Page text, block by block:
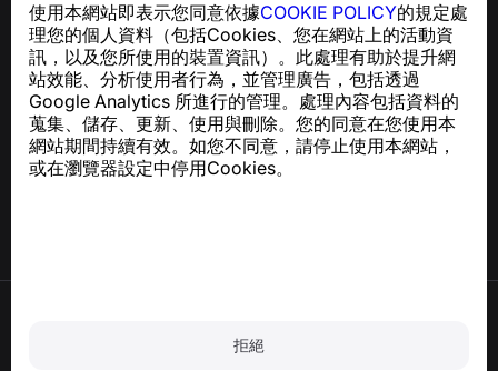
使用本網站即表示您同意依據COOKIE POLICY的規定處
理您的個人資料（包括Cookies、您在網站上的活動資
訊，以及您所使用的裝置資訊）。此處理有助於提升網
站效能、分析使用者行為，並管理廣告，包括透過
Google Analytics 所進行的管理。處理內容包括資料的
蒐集、儲存、更新、使用與刪除。您的同意在您使用本
網站期間持續有效。如您不同意，請停止使用本網站，
或在瀏覽器設定中停用Cookies。
拒絕
及騷擾內容
關於 GDPR 合規的諮詢：support@numbuster.com
說明中心
新聞與文章
關於專案
聯絡方式